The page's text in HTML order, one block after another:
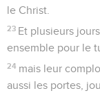
le Christ.
23 Et plusieurs
ensemble pour le
24 mais leur
aussi les portes,